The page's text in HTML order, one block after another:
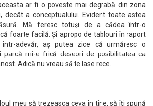
ar fi o poveste mai degrabă din zona
decât a conceptualului. Evident toate astea
Mă feresc totuși de a cădea într-o
foarte facilă. Și apropo de tablouri în raport
adevăr, aș putea zice că urmăresc o
parcă mi-e frică deseori de posibilitatea ca
Adică nu vreau să te lase rece.
meu să trezeasca ceva în tine, să îți spună